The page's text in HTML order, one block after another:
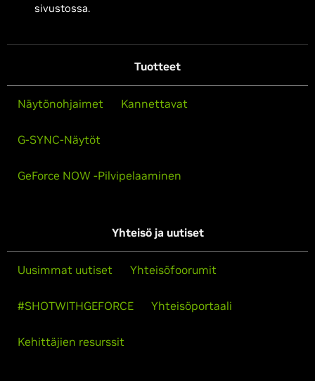
sivustossa.
Tuotteet
Näytönohjaimet Kannettavat
G-SYNC-Näytöt
GeForce NOW -Pilvipelaaminen
Yhteisö ja uutiset
Uusimmat uutiset Yhteisöfoorumit
#SHOTWITHGEFORCE Yhteisöportaali
Kehittäjien resurssit